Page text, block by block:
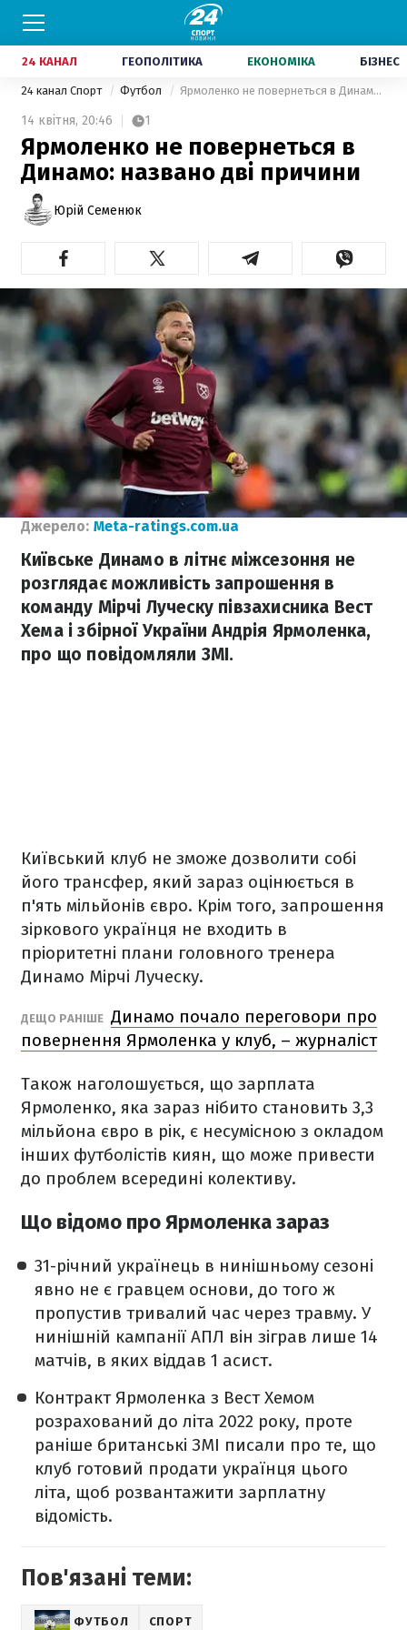
24 КАНАЛ ГЕОПОЛІТИКА ЕКОНОМІКА БІЗНЕС
24 канал Спорт Футбол Ярмоленко не повернеться в Динамо: названо дві причини
14 квітня, 20:46 1
Ярмоленко не повернеться в
Динамо: названо дві причини
Юрій Семенюк
Джерело: Meta-ratings.com.ua
Київське Динамо в літнє міжсезоння не
розглядає можливість запрошення в
команду Мірчі Луческу півзахисника Вест
Хема і збірної України Андрія Ярмоленка,
про що повідомляли ЗМІ.
Київський клуб не зможе дозволити собі
його трансфер, який зараз оцінюється в
п'ять мільйонів євро. Крім того, запрошення
зіркового українця не входить в
пріоритетні плани головного тренера
Динамо Мірчі Луческу.
ДЕЩО РАНІШЕ Динамо почало переговори про
повернення Ярмоленка у клуб, – журналіст
Також наголошується, що зарплата
Ярмоленко, яка зараз нібито становить 3,3
мільйона євро в рік, є несумісною з окладом
інших футболістів киян, що може привести
до проблем всередині колективу.
Що відомо про Ярмоленка зараз
31-річний українець в нинішньому сезоні
явно не є гравцем основи, до того ж
пропустив тривалий час через травму. У
нинішній кампанії АПЛ він зіграв лише 14
матчів, в яких віддав 1 асист.
Контракт Ярмоленка з Вест Хемом
розрахований до літа 2022 року, проте
раніше британські ЗМІ писали про те, що
клуб готовий продати українця цього
літа, щоб розвантажити зарплатну
відомість.
Пов'язані теми:
ФУТБОЛ СПОРТ